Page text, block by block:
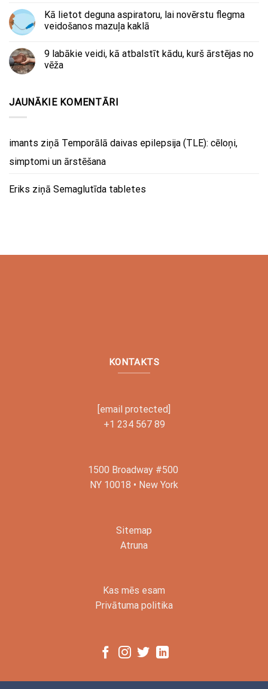
Kā lietot deguna aspiratoru, lai novērstu flegma
veidošanos mazuļa kaklā
9 labākie veidi, kā atbalstīt kādu, kurš ārstējas no
vēža
JAUNĀKIE KOMENTĀRI
imants ziņā Temporālā daivas epilepsija (TLE): cēloņi,
simptomi un ārstēšana
Eriks ziņā Semaglutīda tabletes
KONTAKTS
[email protected]
+1 234 567 89
1500 Broadway #500
NY 10018 • New York
Sitemap
Atruna
Kas mēs esam
Privātuma politika